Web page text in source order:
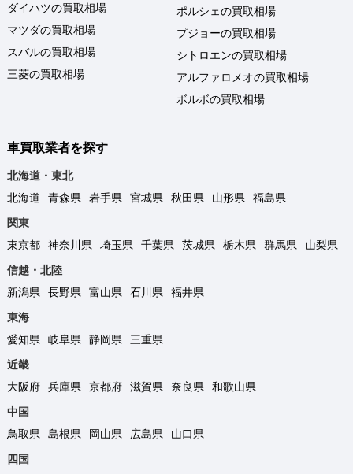
ダイハツの買取相場
マツダの買取相場
スバルの買取相場
三菱の買取相場
ポルシェの買取相場
プジョーの買取相場
シトロエンの買取相場
アルファロメオの買取相場
ボルボの買取相場
車買取業者を探す
北海道・東北
北海道
青森県 岩手県 宮城県 秋田県 山形県
福島県
関東
東京都
神奈川県 埼玉県 千葉県 茨城県 栃木県 群馬県
山梨県
信越・北陸
新潟県
長野県 富山県 石川県
福井県
東海
愛知県
岐阜県 静岡県
三重県
近畿
大阪府
兵庫県 京都府 滋賀県 奈良県
和歌山県
中国
鳥取県
島根県 岡山県 広島県
山口県
四国